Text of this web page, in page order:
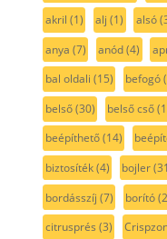
akril (1) alj (1) alsó
anya (7) anód(4)
bal oldali (15) befogó
belső(30) belső cső
beépíthető(14)
biztosíték(4) bojler
bordásszíj (7) borító
citrusprés (3)